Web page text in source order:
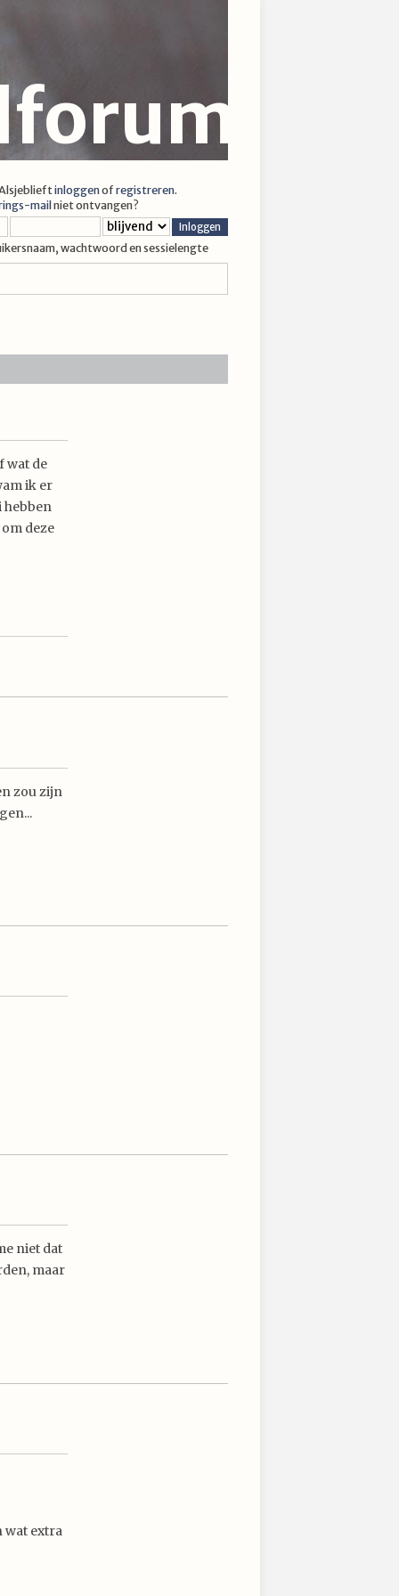
inloggenofregistreren.
mail niet ontvangen?
wachtwoord en sessielengte
wat de
ik er
hebben
deze
zou zijn
niet dat
maar
wat extra